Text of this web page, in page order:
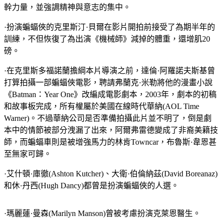
幹力量，並強調精神與意志的集中。
·扮演蝙蝠俠的克里斯汀·貝爾在影片開拍前接受了為期半年的
訓練，不但恢復了為出演《機械師》減掉的體重，還增肌20
磅。
·在克里斯多福諾蘭擔綱本片導演之前，達倫·阿羅諾夫斯基曾
打算拍攝一部蝙蝠俠電影，聘請弗蘭克·米勒將他的漫畫小說
《Batman：Year One》改編成電影劇本，2003年，劇本的初稿
和故事板完成，所有權屬於美國在線時代華納(AOL Time
Warner)。不過華納公司是否準備拍攝此片並不明了，倒是劇
本中的情節被部分洩漏了出來，阿爾弗雷德變成了非裔美籍技
師，而蝙蝠車則是被增強馬力的林肯Towncar，布魯斯·韋恩甚
至無家可歸。
·艾什頓·庫徹(Ashton Kutcher)、大衛·伯倫納茲(David Boreanaz)
和休·丹西(Hugh Dancy)都曾是扮演蝙蝠俠的人選。
·瑪麗蓮·曼森(Marilyn Manson)曾被考慮扮演克萊恩醫生。